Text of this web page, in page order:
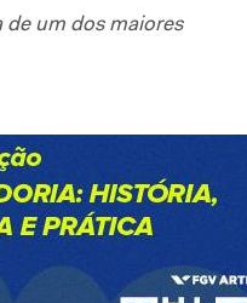
de um dos maiores